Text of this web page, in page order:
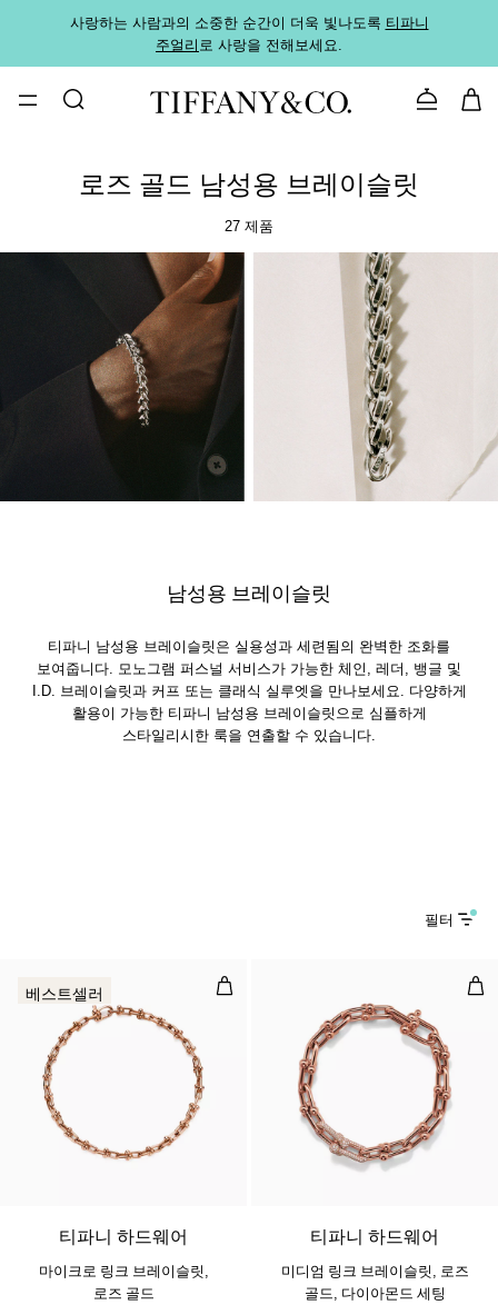
사랑하는 사람과의 소중한 순간이 더욱 빛나도록 티파니
주얼리로 사랑을 전해보세요.
문의하기
로즈 골드 남성용 브레이슬릿
27 제품
남성용 브레이슬릿
티파니 남성용 브레이슬릿은 실용성과 세련됨의 완벽한 조화를
보여줍니다. 모노그램 퍼스널 서비스가 가능한 체인, 레더, 뱅글 및
I.D. 브레이슬릿과 커프 또는 클래식 실루엣을 만나보세요. 다양하게
활용이 가능한 티파니 남성용 브레이슬릿으로 심플하게
스타일리시한 룩을 연출할 수 있습니다.
필터
마이크로 링크 브레이슬릿, 로즈 골
2 소재
베스트셀러
티파니 하드웨어
마이크로 링크 브레이슬릿,
로즈 골드
미
티파니 하드웨어
미디엄 링크 브레이슬릿, 로즈
골드, 다이아몬드 세팅